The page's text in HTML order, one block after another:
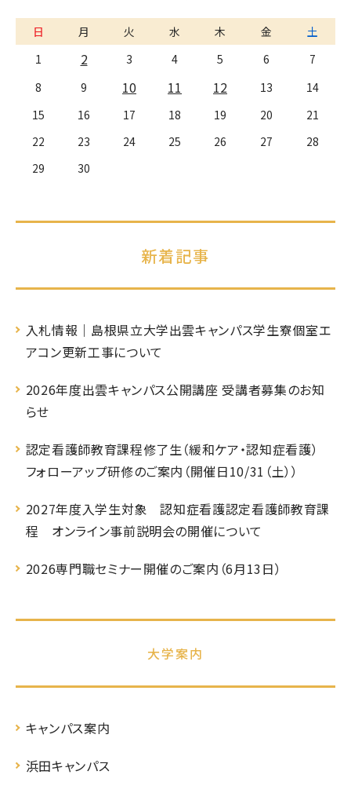
日 月 火 水 木 金
土
1
2 3 4 5 6
7
8
9 10 11 12 13
14
15
16 17 18 19 20
21
22
23 24 25 26 27
28
29
30
新着記事
入札情報｜島根県立大学出雲キャンパス学生寮個室エ
アコン更新工事について
2026年度出雲キャンパス公開講座 受講者募集のお知
らせ
認定看護師教育課程修了生（緩和ケア・認知症看護）
フォローアップ研修のご案内（開催日10/31（土））
2027年度入学生対象 認知症看護認定看護師教育課
程 オンライン事前説明会の開催について
2026専門職セミナー開催のご案内（6月13日）
大学案内
キャンパス案内
浜田キャンパス